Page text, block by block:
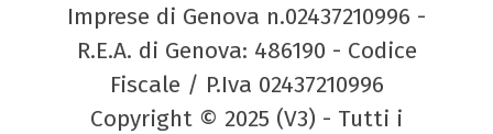
Imprese di Genova n.02437210996 -
R.E.A. di Genova: 486190 - Codice
Fiscale / P.Iva 02437210996
Copyright © 2025 (V3) - Tutti i